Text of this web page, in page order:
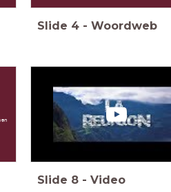
Slide 4 - Woordweb
Slide 8 - Video